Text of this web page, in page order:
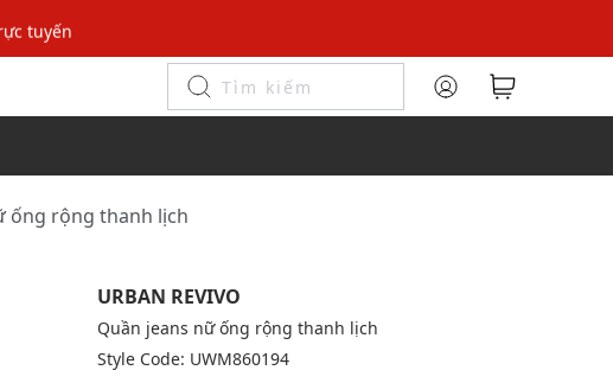
tuyến
mới!
tuyến
ống rộng thanh lịch
URBAN REVIVO
Quần jeans nữ ống rộng thanh lịch
Style Code: UWM860194